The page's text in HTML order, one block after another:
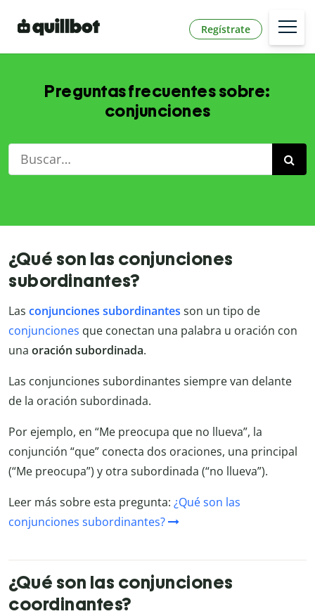
Regístrate
Preguntas frecuentes sobre:
conjunciones
¿Qué son las conjunciones
subordinantes?
Las conjunciones subordinantes son un tipo de
conjunciones que conectan una palabra u oración con
una oración subordinada.
Las conjunciones subordinantes siempre van delante
de la oración subordinada.
Por ejemplo, en “Me preocupa que no llueva”, la
conjunción “que” conecta dos oraciones, una principal
(“Me preocupa”) y otra subordinada (“no llueva”).
Leer más sobre esta pregunta: ¿Qué son las
conjunciones subordinantes?
¿Qué son las conjunciones
coordinantes?